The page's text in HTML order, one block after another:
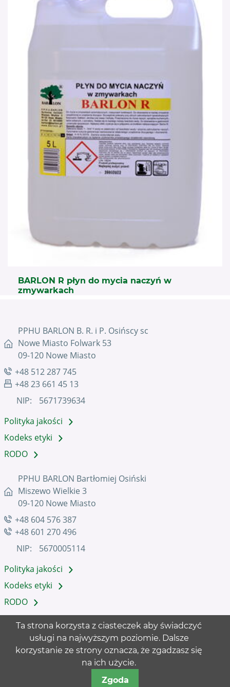
BARLON R płyn do mycia naczyń w
zmywarkach
PPHU BARLON B. R. i P. Osińscy sc
Nowe Miasto Folwark 53
09-120 Nowe Miasto
+48 512 287 745
+48 23 661 45 13
NIP:
5671739634
Polityka jakości
Kodeks etyki
RODO
PPHU BARLON Bartłomiej Osiński
Miszewo Wielkie 3
09-120 Nowe Miasto
+48 604 576 387
+48 601 270 496
NIP:
5670005114
Polityka jakości
Kodeks etyki
RODO
© Copyright - PPHU Barlon 2020
Agencja interaktywna MIGOMEDIA
Ta strona korzysta z ciasteczek aby świadczyć
usługi na najwyższym poziomie. Dalsze
korzystanie ze strony oznacza, że zgadzasz się
na ich użycie.
Zgoda